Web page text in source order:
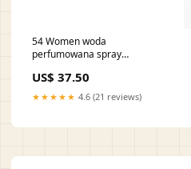
54 Women woda
perfumowana spray
US$ 37.50
★★★★★ 4.6 (21 reviews)